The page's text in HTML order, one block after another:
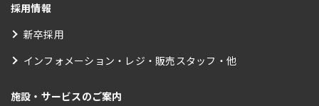
採用情報
新卒採用
インフォメーション・レジ・販売スタッフ・他
施設・サービスのご案内